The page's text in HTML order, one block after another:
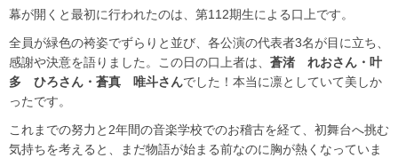
幕が開くと最初に行われたのは、第112期生による口上です。
全員が緑色の袴姿でずらりと並び、各公演の代表者3名が目に立ち、
感謝や決意を語りました。この日の口上者は、 蒼渚 れおさん・叶
多 ひろさん・蒼真 唯斗さんでした！本当に凛としていて美しか
ったです。
これまでの努力と2年間の音楽学校でのお稽古を経て、初舞台へ挑む
気持ちを考えると、まだ物語が始まる前なのに胸が熱くなっていま